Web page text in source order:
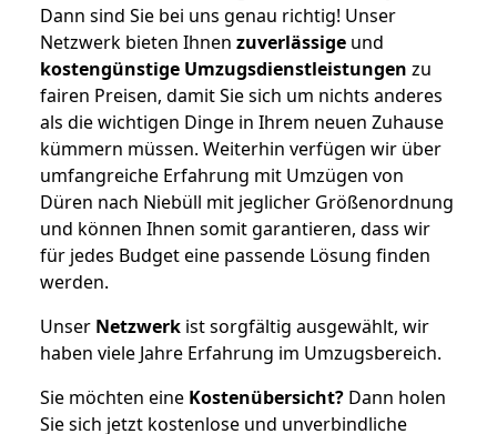
Dann sind Sie bei uns genau richtig! Unser
Netzwerk bieten Ihnen zuverlässige und
kostengünstige Umzugsdienstleistungen zu
fairen Preisen, damit Sie sich um nichts anderes
als die wichtigen Dinge in Ihrem neuen Zuhause
kümmern müssen. Weiterhin verfügen wir über
umfangreiche Erfahrung mit Umzügen von
Düren nach Niebüll mit jeglicher Größenordnung
und können Ihnen somit garantieren, dass wir
für jedes Budget eine passende Lösung finden
werden.
Unser Netzwerk ist sorgfältig ausgewählt, wir
haben viele Jahre Erfahrung im Umzugsbereich.
Sie möchten eine Kostenübersicht? Dann holen
Sie sich jetzt kostenlose und unverbindliche